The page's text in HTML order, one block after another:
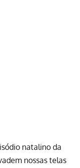
natalino da
nossas telas